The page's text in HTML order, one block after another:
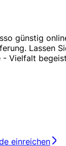
günstig
Lassen
- Vielfalt
einreichen